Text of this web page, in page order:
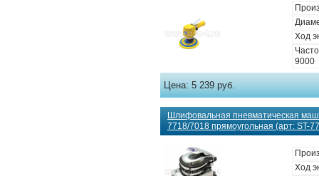
Ход
9000
Цена:5 239 руб.
Шлифовальная пневматическая
7718/7018 прямоугольная (арт: ST-
Ход